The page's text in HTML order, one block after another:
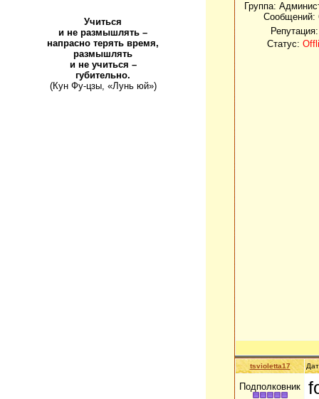
Учиться
и не размышлять –
напрасно терять время,
размышлять
и не учиться –
губительно.
(Кун Фу-цзы, «Лунь юй»)
Группа:
Сообщений:
Статус:
tsvioletta17
Подполковник